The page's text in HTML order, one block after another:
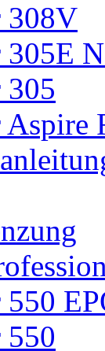
308V